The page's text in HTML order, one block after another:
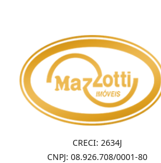
CRECI: 2634J
CNPJ: 08.926.708/0001-80